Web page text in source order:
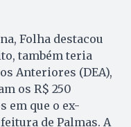
Folha destacou
também teria
Anteriores (DEA),
os R$ 250
em que o ex-
de Palmas. A